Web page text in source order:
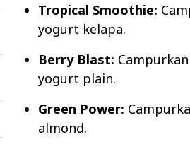
Tropical Smoothie:
yogurt kelapa.
Berry Blast:
yogurt plain.
Green Power:
almond.